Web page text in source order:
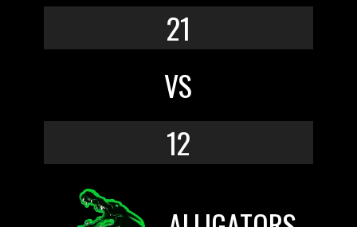
21
VS
12